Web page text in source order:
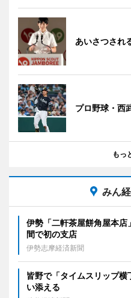
あいさつされ
プロ野球・西
もっ
みん
伊勢「二軒茶屋餅角屋本
間で初の支店
伊勢志摩経済新聞
皆野で「タイムスリップ
い添える